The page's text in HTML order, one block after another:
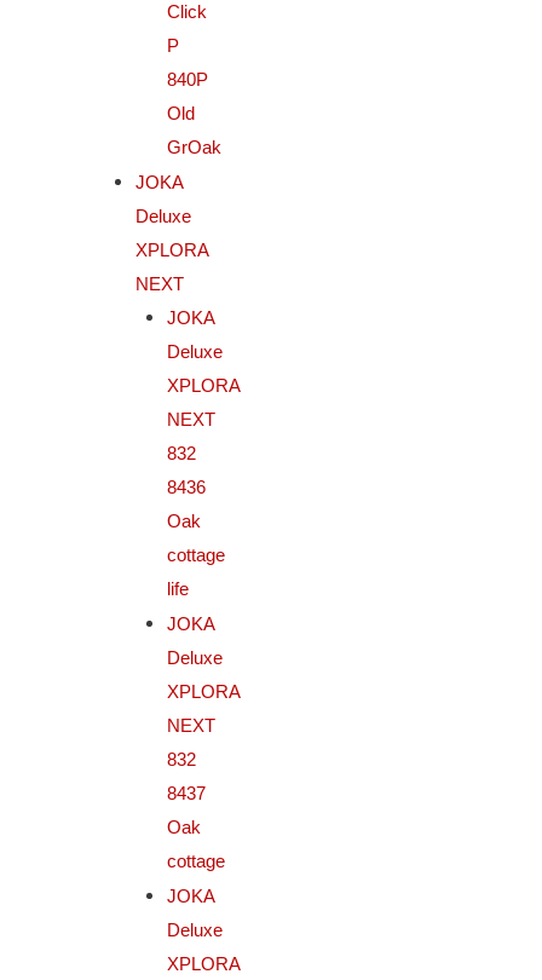
Click
P
840P
Old
GrOak
JOKA
Deluxe
XPLORA
NEXT
JOKA
Deluxe
XPLORA
NEXT
832
8436
Oak
cottage
life
JOKA
Deluxe
XPLORA
NEXT
832
8437
Oak
cottage
JOKA
Deluxe
XPLORA